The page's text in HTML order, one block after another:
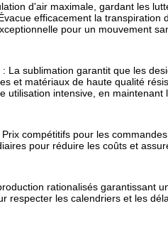
d'air maximale, gardant les
efficacement la
pour un mouvement
La sublimation garantit que les
et matériaux de haute qualité
utilisation intensive, en
compétitifs pour les
pour réduire les coûts et
rationalisés garantissant
respecter les calendriers et les